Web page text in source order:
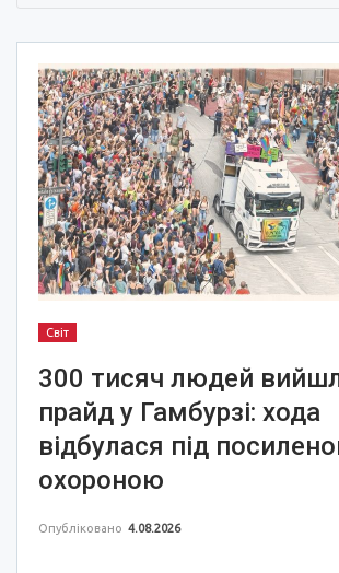
Світ
300 тисяч людей
прайд у Гамбурзі: хода
відбулася під
охороною
Опубліковано 4.08.2026